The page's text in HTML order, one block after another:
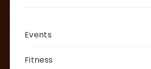
Events
Fitness